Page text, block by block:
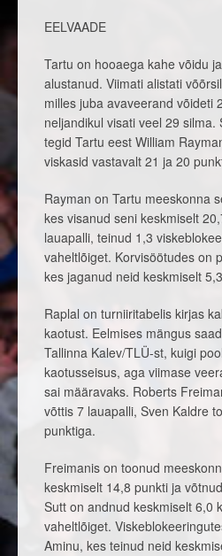
EELVAADE
Tartu on hooaega kahe võidu
alustanud. Viimati alistati
milles juba avaveerand võideti
neljandikul visati veel 29
tegid Tartu eest William
viskasid vastavalt 21 ja 20
Rayman on Tartu meeskonna
kes visanud seni keskmiselt
lauapalli, teinud 1,3
vaheltlõiget. Korvisöötudes on
kes jaganud neid keskmiselt
Raplal on turniiritabelis kirjas
kaotust. Eelmises mängus
Tallinna Kalev/TLÜ-st, kuigi
kaotusseisus, aga viimase
sai määravaks. Roberts
võttis 7 lauapalli, Sven Kaldre
punktiga.
Freimanis on toonud
keskmiselt 14,8 punkti ja
Sutt on andnud keskmiselt 6,0
vaheltlõiget.
Aminu, kes teinud neid